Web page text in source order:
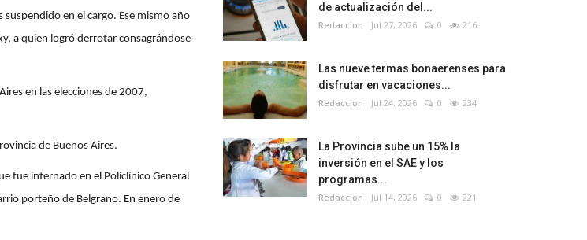
en el cargo.​ Ese mismo año
a quien logró derrotar consagrándose
en las elecciones de 2007,
de Buenos Aires.​
fue internado en el Policlínico General
porteño de Belgrano. En enero de
de actualización del...
Redaccion Jul 27, 2026 0 216
Las nueve termas bonaerenses para
disfrutar en vacaciones...
Redaccion Jul 24, 2026 0 234
La Provincia sube un 15% la
inversión en el SAE y los
programas...
Redaccion Jul 14, 2026 0 221